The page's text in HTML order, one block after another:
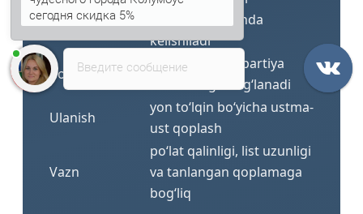
Rang
rasmiylashtirishda
kelishiladi
Po‘lat markasi
yetkaziladigan partiya
sertifikatiga bog‘lanadi
Ulanish
yon to‘lqin bo‘yicha ustma-
ust qoplash
Vazn
po‘lat qalinligi, list uzunligi
va tanlangan qoplamaga
bog‘liq
Введите сообщение
Аннапечатает...